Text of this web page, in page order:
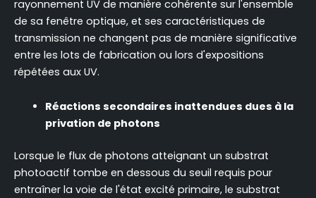
rayonnement UV de manière cohérente sur l'ensemble
de sa fenêtre optique, et ses caractéristiques de
transmission ne changent pas de manière significative
entre les lots de fabrication ou lors d'expositions
répétées aux UV.
Réactions secondaires inattendues dues à la
privation de photons
Lorsque le flux de photons atteignant un substrat
photoactif tombe en dessous du seuil requis pour
entraîner la voie de l'état excité primaire, le substrat